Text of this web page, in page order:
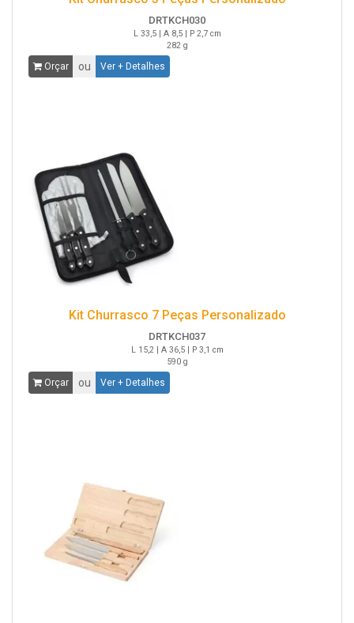
DRTKCH030
L 33,5 | A 8,5 | P 2,7 cm
282 g
Orçar ou Ver + Detalhes
Kit Churrasco 7 Peças Personalizado
DRTKCH037
L 15,2 | A 36,5 | P 3,1 cm
590 g
Orçar ou Ver + Detalhes